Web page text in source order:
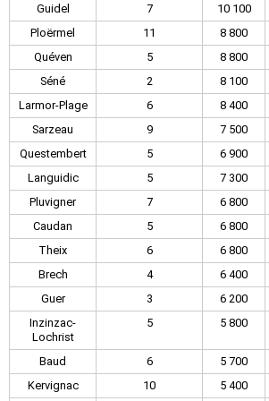
Guidel
7 10 100
Ploërmel
11 8 800
Quéven
5 8 800
Séné
2 8 100
Larmor-Plage
6 8 400
Sarzeau
9 7 500
Questembert
5 6 900
Languidic
5 7 300
Pluvigner
7 6 800
Caudan
5 6 800
Theix
6 6 800
Brech
4 6 400
Guer
3 6 200
Inzinzac-
Lochrist
5 5 800
Baud 6 5 700
Kervignac
10 5 400